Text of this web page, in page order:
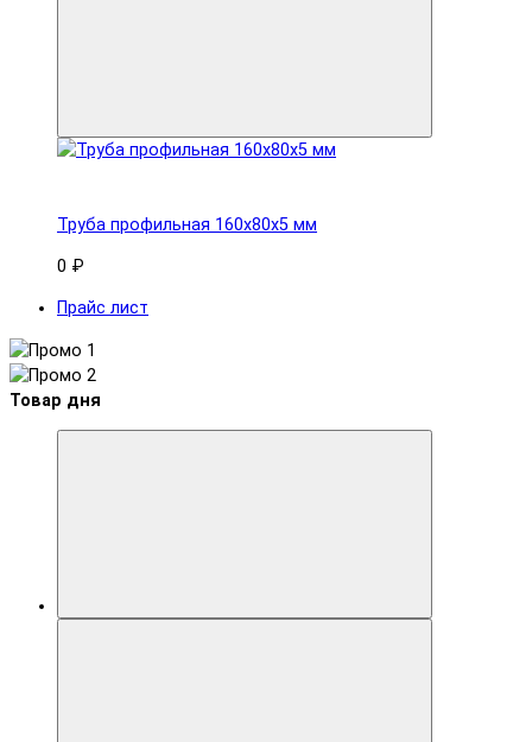
Труба профильная 160x80х5 мм
0 ₽
Прайс лист
Товар дня